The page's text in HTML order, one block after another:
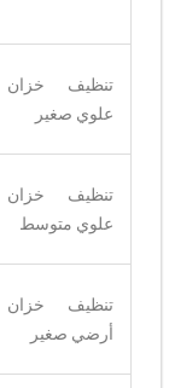
تنظيف خزان
علوي صغير
تنظيف خزان
علوي متوسط
تنظيف خزان
أرضي صغير